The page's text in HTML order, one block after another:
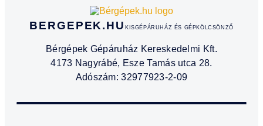
BERGEPEK.HUKISGÉPÁRUHÁZ ÉS GÉPKÖLCSÖNZŐ
Bérgépek Gépáruház Kereskedelmi Kft.
4173 Nagyrábé, Esze Tamás utca 28.
Adószám: 32977923-2-09